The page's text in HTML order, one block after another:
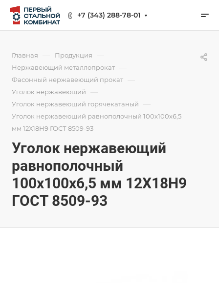
+7 (343) 288-78-01
Главная — Продукция —
Нержавеющий металлопрокат —
Фасонный нержавеющий прокат —
Уголок нержавеющий —
Уголок нержавеющий горячекатаный —
Уголок нержавеющий равнополочный 100х100х6,5
мм 12Х18Н9 ГОСТ 8509-93
Уголок нержавеющий
равнополочный
100х100х6,5 мм 12Х18Н9
ГОСТ 8509-93